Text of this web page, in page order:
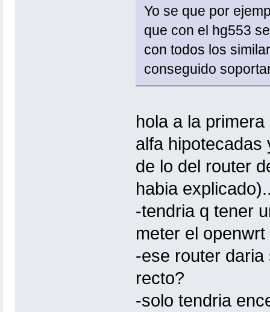
Yo se que por
que con el hg553
con todos los
conseguido
hola a la
alfa hipotecadas
de lo del router
habia
-tendria q tener
meter el
-ese router
recto?
-solo tendria